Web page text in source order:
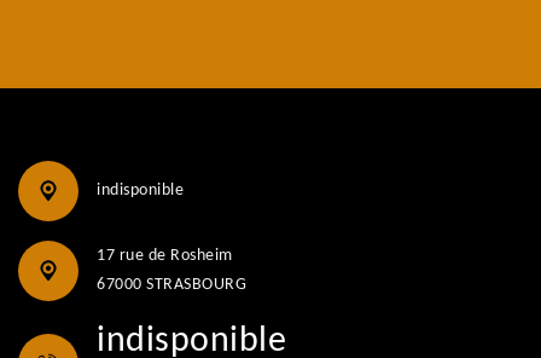
indisponible
17 rue de Rosheim
67000 STRASBOURG
indisponible